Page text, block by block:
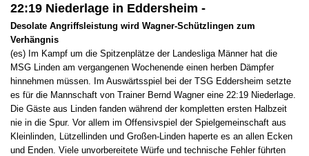
22:19 Niederlage in Eddersheim -
Desolate Angriffsleistung wird Wagner-Schützlingen zum
Verhängnis
(es) Im Kampf um die Spitzenplätze der Landesliga Männer hat die
MSG Linden am vergangenen Wochenende einen herben Dämpfer
hinnehmen müssen. Im Auswärtsspiel bei der TSG Eddersheim setzte
es für die Mannschaft von Trainer Bernd Wagner eine 22:19 Niederlage.
Die Gäste aus Linden fanden während der kompletten ersten Halbzeit
nie in die Spur. Vor allem im Offensivspiel der Spielgemeinschaft aus
Kleinlinden, Lützellinden und Großen-Linden haperte es an allen Ecken
und Enden. Viele unvorbereitete Würfe und technische Fehler führten